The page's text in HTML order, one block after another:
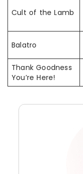
Cult of the Lamb
Balatro
Thank Goodness
You’re Here!